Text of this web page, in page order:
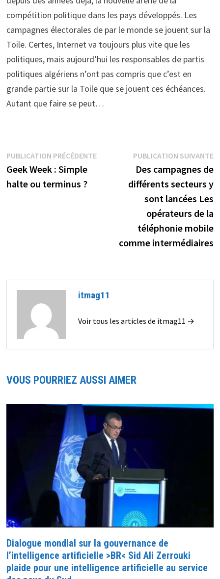
compétition politique dans les pays développés. Les
campagnes électorales de par le monde se jouent sur la
Toile. Certes, Internet va toujours plus vite que les
politiques, mais aujourd’hui les responsables de partis
politiques algériens n’ont pas compris que c’est en
grande partie sur la Toile que se jouent ces échéances.
Autant que faire se peut…
Navigation
de
PUBLICATION PRÉCÉDENTEPublication
précédente :
Geek Week : Simple
halte ou terminus ?
PUBLICATION SUIVANTE
Des campagnes de
différents secteurs y
sont lancées Les
opérateurs de la
téléphonie mobile
comme intermédiaires
itmag11
Voir tous les articles de itmag11 →
VOUS POURRIEZ AUSSI AIMER
Dialogue mondial sur la gouvernance de
l’intelligence artificielle >BR< Sid Ali Zerrouki
plaide pour une intelligence artificielle au service